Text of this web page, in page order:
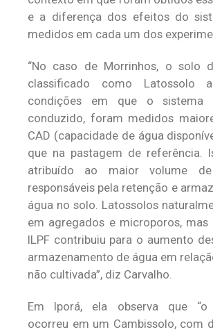
e a diferença dos efeitos do
medidos em cada um dos
“No caso de Morrinhos, o solo
classificado como Latossolo
condições em que o sistema
conduzido, foram medidos
CAD (capacidade de água
que na pastagem de referência.
atribuído ao maior volume de
responsáveis ​​pela retenção e
água no solo. Latossolos
em agregados e microporos,
ILPF contribuiu para o aumento
armazenamento de água em
não cultivada”, diz Carvalho.
Em Iporá, ela observa que “o
ocorreu em um Cambissolo, com